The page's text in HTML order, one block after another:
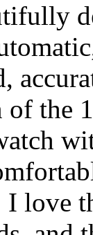
the
love